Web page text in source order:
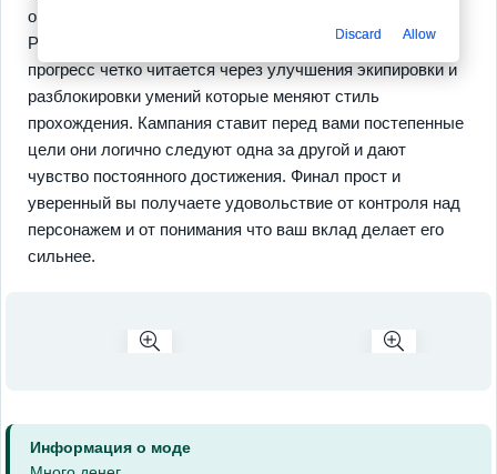
ощутимый результат после каждой сессии.
Расслабленных сцен здесь чуть больше чем нужно но
прогресс четко читается через улучшения экипировки и
разблокировки умений которые меняют стиль
прохождения. Кампания ставит перед вами постепенные
цели они логично следуют одна за другой и дают
чувство постоянного достижения. Финал прост и
уверенный вы получаете удовольствие от контроля над
персонажем и от понимания что ваш вклад делает его
сильнее.
Информация о моде
Discard Allow